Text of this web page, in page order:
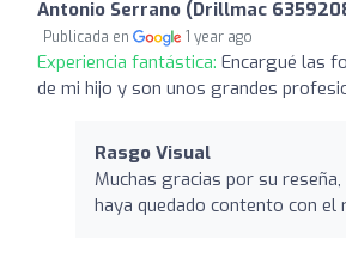
Antonio Serrano (Drillmac
Publicada en 1 year ago
Experiencia fantástica: Encargué las
de mi hijo y son unos grandes
Rasgo Visual
Muchas gracias por su
haya quedado contento con el